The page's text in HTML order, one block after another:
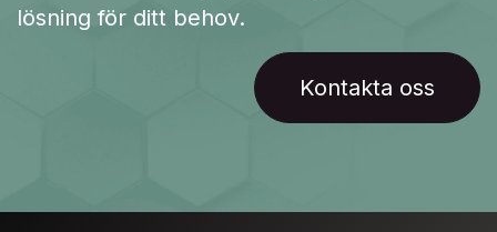
lösning för ditt behov.
Kontakta oss